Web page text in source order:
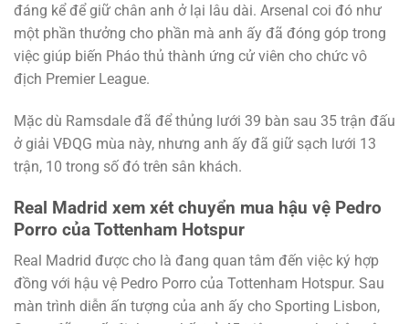
đáng kể để giữ chân anh ở lại lâu dài. Arsenal coi đó như
một phần thưởng cho phần mà anh ấy đã đóng góp trong
việc giúp biến Pháo thủ thành ứng cử viên cho chức vô
địch Premier League.
Mặc dù Ramsdale đã để thủng lưới 39 bàn sau 35 trận đấu
ở giải VĐQG mùa này, nhưng anh ấy đã giữ sạch lưới 13
trận, 10 trong số đó trên sân khách.
Real Madrid xem xét chuyển mua hậu vệ Pedro
Porro của Tottenham Hotspur
Real Madrid được cho là đang quan tâm đến việc ký hợp
đồng với hậu vệ Pedro Porro của Tottenham Hotspur. Sau
màn trình diễn ấn tượng của anh ấy cho Sporting Lisbon,